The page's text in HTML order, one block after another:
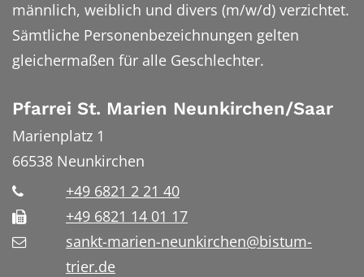
männlich, weiblich und divers (m/w/d) verzichtet.
Sämtliche Personenbezeichnungen gelten
gleichermaßen für alle Geschlechter.
Pfarrei St. Marien Neunkirchen/Saar
Marienplatz 1
66538 Neunkirchen
+49 6821 2 21 40
+49 6821 14 01 17
sankt-marien-neunkirchen@bistum-
trier.de